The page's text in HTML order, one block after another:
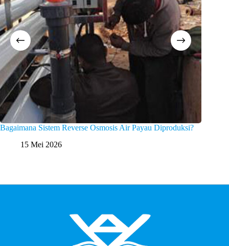
Bagaimana Sistem Reverse Osmosis Air Payau Diproduksi?
15 Mei 2026